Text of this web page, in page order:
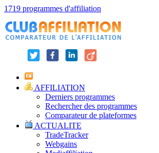
1719 programmes d'affiliation
AFFILIATION
Derniers programmes
Rechercher des programmes
Comparateur de plateformes
ACTUALITE
TradeTracker
Webgains